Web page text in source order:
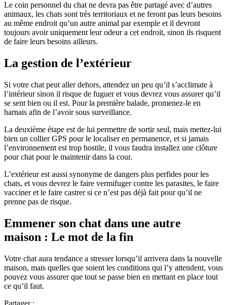
Le coin personnel du chat ne devra pas être partagé avec d’autres
animaux, les chats sont très territoriaux et ne feront pas leurs besoins
au même endroit qu’un autre animal par exemple et il devront
toujours avoir uniquement leur odeur a cet endroit, sinon ils risquent
de faire leurs besoins ailleurs.
La gestion de l’extérieur
Si votre chat peut aller dehors, attendez un peu qu’il s’acclimate à
l’intérieur sinon il risque de fuguer et vous devrez vous assurer qu’il
se sent bien ou il est. Pour la première balade, promenez-le en
harnais afin de l’avoir sous surveillance.
La deuxième étape est de lui permettre de sortir seul, mais mettez-lui
bien un collier GPS pour le localiser en permanence, et si jamais
l’environnement est trop hostile, il vous faudra installez une clôture
pour chat pour le maintenir dans la cour.
L’extérieur est aussi synonyme de dangers plus perfides pour les
chats, et vous devrez le faire vermifuger contre les parasites, le faire
vacciner et le faire castrer si ce n’est pas déjà fait pour qu’il ne
prenne pas de risque.
Emmener son chat dans une autre
maison : Le mot de la fin
Votre chat aura tendance a stresser lorsqu’il arrivera dans la nouvelle
maison, mais quelles que soient les conditions qui l’y attendent, vous
pouvez vous assurer que tout se passe bien en mettant en place tout
ce qu’il faut.
Partager :